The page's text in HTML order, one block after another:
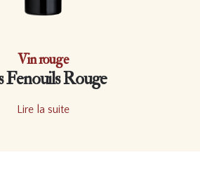
Vin rouge
Fenouils Rouge
Lire la suite